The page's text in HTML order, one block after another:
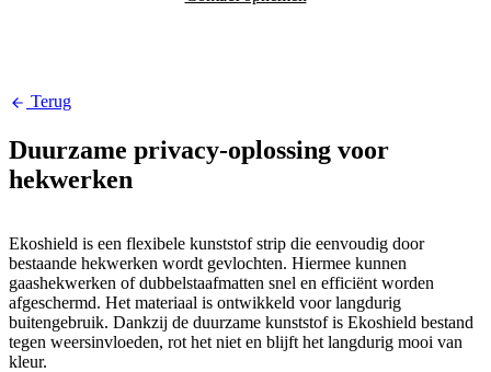
Terug
Duurzame privacy-oplossing voor
hekwerken
Ekoshield is een flexibele kunststof strip die eenvoudig door
bestaande hekwerken wordt gevlochten. Hiermee kunnen
gaashekwerken of dubbelstaafmatten snel en efficiënt worden
afgeschermd. Het materiaal is ontwikkeld voor langdurig
buitengebruik. Dankzij de duurzame kunststof is Ekoshield bestand
tegen weersinvloeden, rot het niet en blijft het langdurig mooi van
kleur.